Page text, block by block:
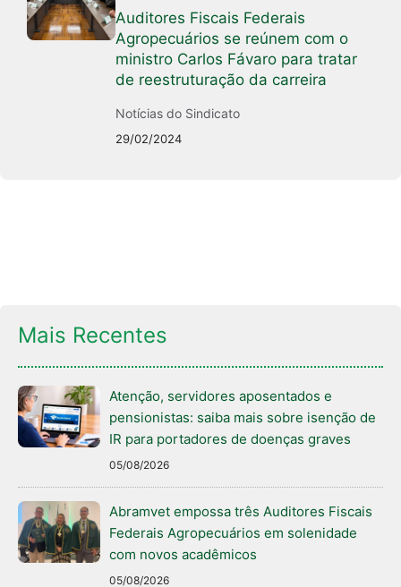
Auditores Fiscais Federais
Agropecuários se reúnem com o
ministro Carlos Fávaro para tratar
de reestruturação da carreira
Notícias do Sindicato
29/02/2024
Mais Recentes
Atenção, servidores aposentados e
pensionistas: saiba mais sobre isenção de
IR para portadores de doenças graves
05/08/2026
Abramvet empossa três Auditores Fiscais
Federais Agropecuários em solenidade
com novos acadêmicos
05/08/2026